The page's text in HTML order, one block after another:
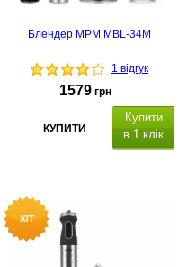
Блендер MPM MBL-34M
1 відгук
1579 грн
КУПИТИ
Купити
в 1 клік